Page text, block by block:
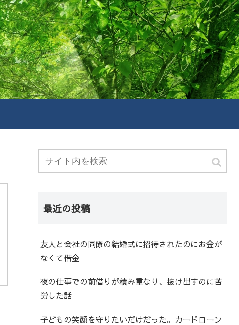
最近の投稿
友人と会社の同僚の結婚式に招待されたのにお金が
なくて借金
夜の仕事での前借りが積み重なり、抜け出すのに苦
労した話
子どもの笑顔を守りたいだけだった。カードローン